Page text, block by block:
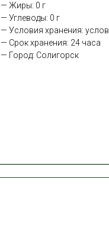
— Жиры: 0 г
— Углеводы: 0 г
— Условия хранения:
— Срок хранения: 24 часа
— Город: Солигорск